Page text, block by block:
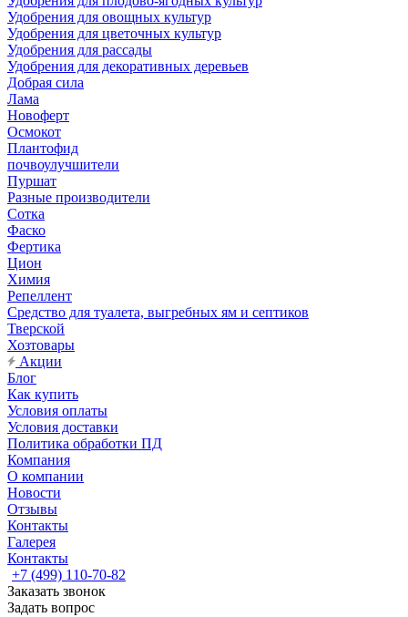
Удобрения для овощных культур
Удобрения для цветочных культур
Удобрения для рассады
Удобрения для декоративных деревьев
Добрая сила
Лама
Новоферт
Осмокот
Плантофид
почвоулучшители
Пуршат
Разные производители
Сотка
Фаско
Фертика
Цион
Химия
Репеллент
Средство для туалета, выгребных ям и септиков
Тверской
Хозтовары
Акции
Блог
Как купить
Условия оплаты
Условия доставки
Политика обработки ПД
Компания
О компании
Новости
Отзывы
Контакты
Галерея
Контакты
+7 (499) 110-70-82
Заказать звонок
Задать вопрос